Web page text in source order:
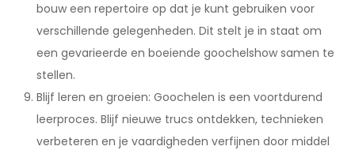
bouw een repertoire op dat je kunt gebruiken voor
verschillende gelegenheden. Dit stelt je in staat om
een gevarieerde en boeiende goochelshow samen te
stellen.
Blijf leren en groeien: Goochelen is een voortdurend
leerproces. Blijf nieuwe trucs ontdekken, technieken
verbeteren en je vaardigheden verfijnen door middel